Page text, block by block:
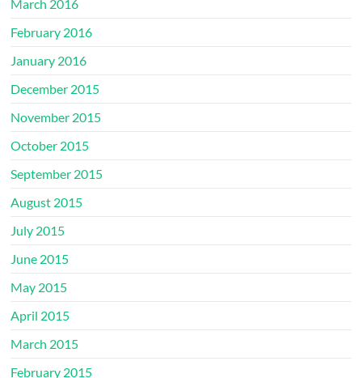
March 2016
February 2016
January 2016
December 2015
November 2015
October 2015
September 2015
August 2015
July 2015
June 2015
May 2015
April 2015
March 2015
February 2015